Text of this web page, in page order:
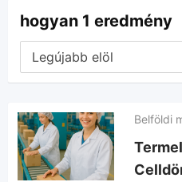
hogyan 1 eredmény
Belföldi